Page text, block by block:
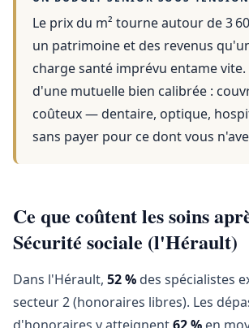
Le prix du m² tourne autour de 3
un patrimoine et des revenus
charge santé imprévu entame
d'une mutuelle bien calibrée :
coûteux — dentaire, optique,
sans payer pour ce dont vous
Ce que coûtent les soins
Sécurité sociale (l'Hérault)
Dans l'Hérault, 52 % des spécialistes
secteur 2 (honoraires libres). Les